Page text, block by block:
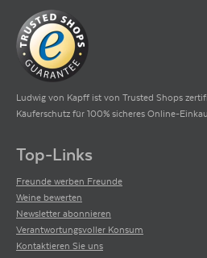
Ludwig von Kapff ist von Trusted Shops
Käuferschutz für 100% sicheres Online-
Top-Links
Freunde werben Freunde
Weine bewerten
Newsletter abonnieren
Verantwortungsvoller Konsum
Kontaktieren Sie uns